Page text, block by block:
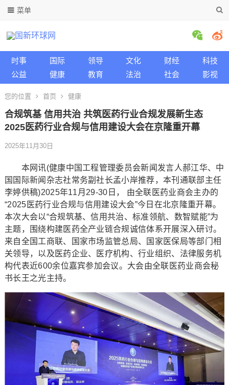
菜单
时事 国际 领导 文化 财经
科技
公益
健康 教育 法治 社会 影视
您的位置 首页 健康
合规筑基 信用共治 共筑医药行业合规发展新生态
2025医药行业合规与信用建设大会在京隆重开幕
2025年11月30日
本网讯(健康中国工程管理委员会新闻发言人郝江华、中
国国际新闻杂志社常务副社长孟小岸推荐，本刊通联部主任
李婷供稿)2025年11月29-30日， 由全联医药业商会主办的
“2025医药行业合规与信用建设大会”今日在北京隆重开幕。
本次大会以“合规筑基、信用共治、标准领航、数智赋能”为
主题，围绕构建医药全产业链合规诚信体系开展深入研讨。
来自全国工商联、国家市场监管总局、国家医保局等部门相
关领导，以及医药企业、医疗机构、行业组织、法律服务机
构代表近600余位嘉宾参加会议。大会由全联医药业商会秘
书长王之光主持。